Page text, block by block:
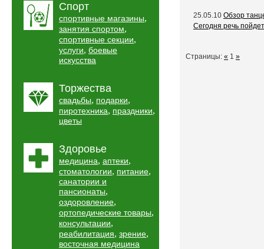
Спорт
спортивные магазины,
занятия спортом,
спортивные секции,
услуги, боевые
искусства
Торжества
свадьбы, подарки,
пиротехника, праздники,
цветы
Здоровье
медицина, аптеки,
стоматологии, питание,
санатории и
пансионаты,
оздоровление,
ортопедические товары,
консультации,
реабилитация, зрение,
восточная медицина
25.05.10 Обзор
Сегодня речь
Страницы: « 1 »